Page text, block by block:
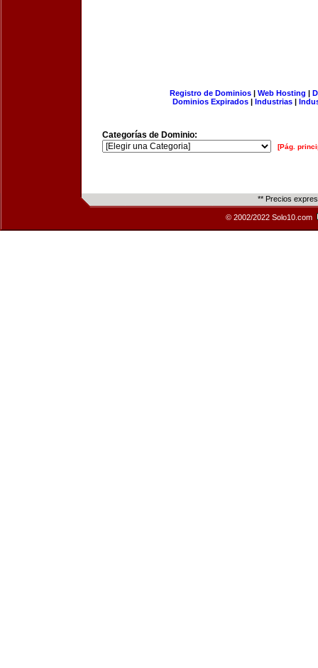
Registro de Dominios| Web Hosting |
Dominios Expirados | Industrias |
Categorías de Dominio:
[Pág.
** Precios
© 2002/2022 Solo10.com